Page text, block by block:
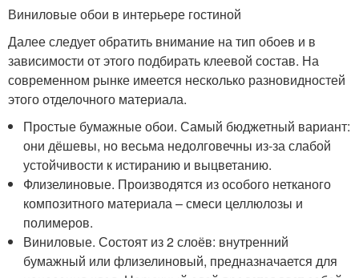
Виниловые обои в интерьере гостиной
Далее следует обратить внимание на тип обоев и в
зависимости от этого подбирать клеевой состав. На
современном рынке имеется несколько разновидностей
этого отделочного материала.
Простые бумажные обои. Самый бюджетный вариант:
они дёшевы, но весьма недолговечны из-за слабой
устойчивости к истиранию и выцветанию.
Флизелиновые. Производятся из особого нетканого
композитного материала – смеси целлюлозы и
полимеров.
Виниловые. Состоят из 2 слоёв: внутренний
бумажный или флизелиновый, предназначается для